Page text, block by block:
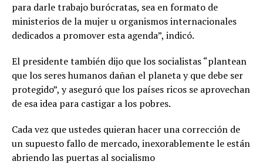
para darle trabajo burócratas, sea en formato de
ministerios de la mujer u organismos internacionales
dedicados a promover esta agenda”, indicó.
El presidente también dijo que los socialistas “plantean
que los seres humanos dañan el planeta y que debe ser
protegido”, y aseguró que los países ricos se aprovechan
de esa idea para castigar a los pobres.
Cada vez que ustedes quieran hacer una corrección de
un supuesto fallo de mercado, inexorablemente le están
abriendo las puertas al socialismo